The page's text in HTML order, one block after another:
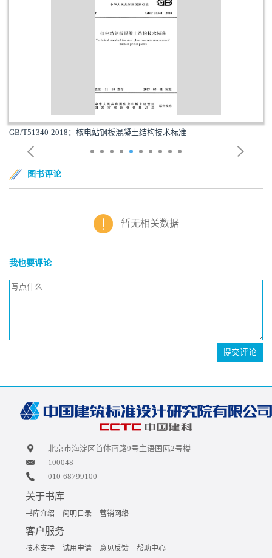
GB/T51340-2018：核电站钢板混凝土结构技术标准
图书评论
暂无相关数据
我也要评论
提交评论
北京市海淀区首体南路9号主语国际2号楼
100048
010-68799100
关于书库
书库介绍 简明目录 营销网络
客户服务
技术支持 试用申请 意见反馈 帮助中心